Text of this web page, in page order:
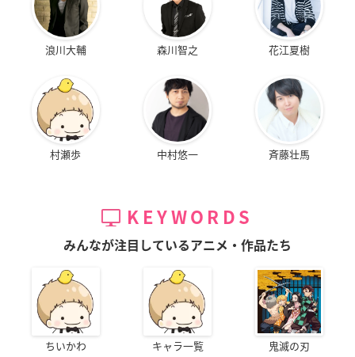
浪川大輔 森川智之 花江夏樹
村瀬歩 中村悠一 斉藤壮馬
KEYWORDS
みんなが注目しているアニメ・作品たち
ちいかわ キャラ一覧 鬼滅の刃